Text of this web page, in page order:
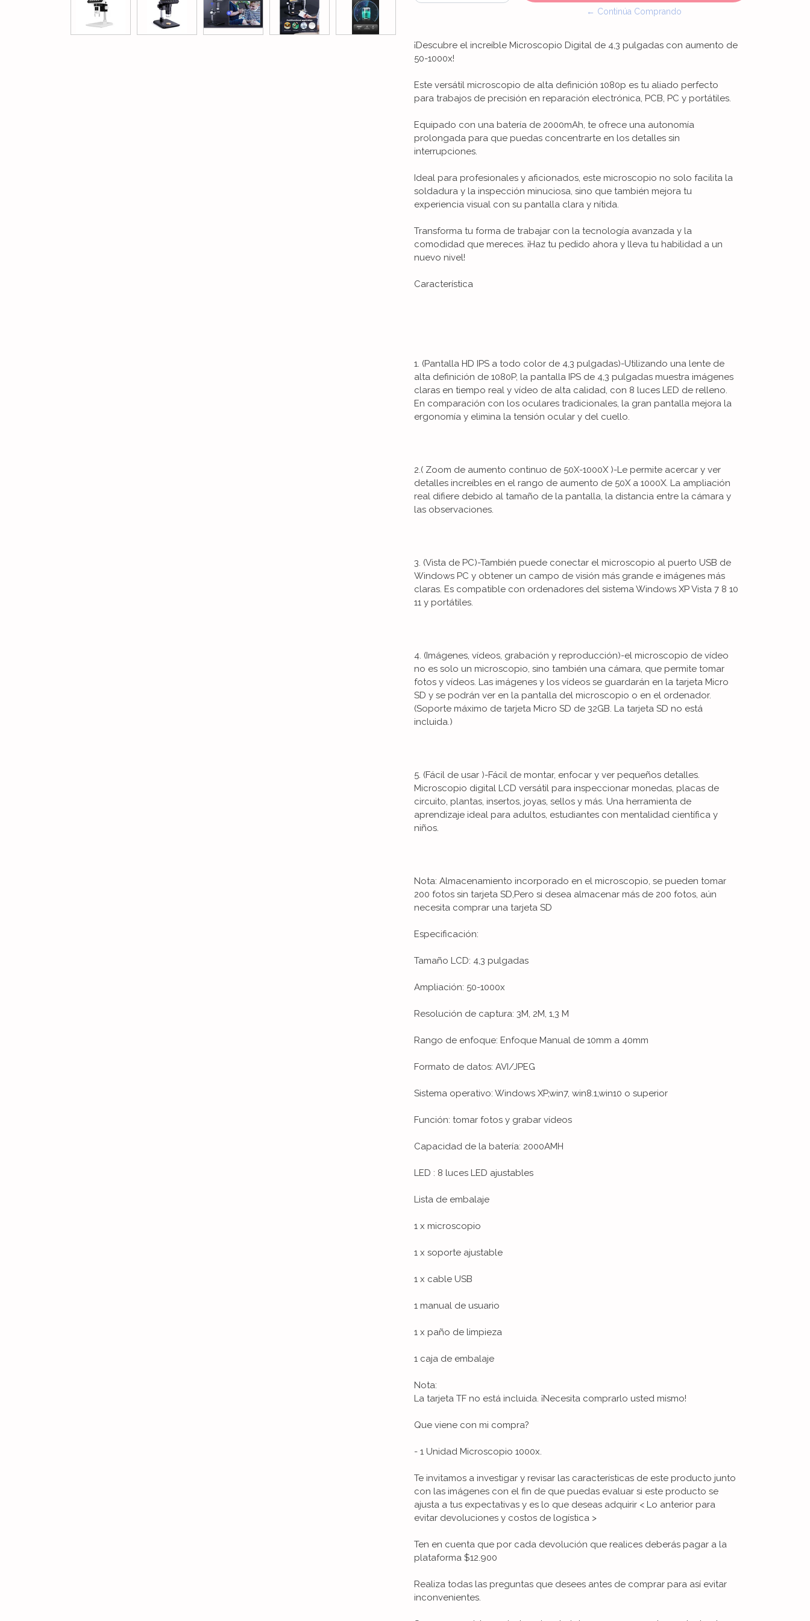
← Continúa Comprando
¡Descubre el increíble Microscopio Digital de 4,3 pulgadas con aumento de
50-1000x!
Este versátil microscopio de alta definición 1080p es tu aliado perfecto
para trabajos de precisión en reparación electrónica, PCB, PC y portátiles.
Equipado con una batería de 2000mAh, te ofrece una autonomía
prolongada para que puedas concentrarte en los detalles sin
interrupciones.
Ideal para profesionales y aficionados, este microscopio no solo facilita la
soldadura y la inspección minuciosa, sino que también mejora tu
experiencia visual con su pantalla clara y nítida.
Transforma tu forma de trabajar con la tecnología avanzada y la
comodidad que mereces. ¡Haz tu pedido ahora y lleva tu habilidad a un
nuevo nivel!
Característica
1. (Pantalla HD IPS a todo color de 4,3 pulgadas)-Utilizando una lente de
alta definición de 1080P, la pantalla IPS de 4,3 pulgadas muestra imágenes
claras en tiempo real y vídeo de alta calidad, con 8 luces LED de relleno.
En comparación con los oculares tradicionales, la gran pantalla mejora la
ergonomía y elimina la tensión ocular y del cuello.
2.( Zoom de aumento continuo de 50X-1000X )-Le permite acercar y ver
detalles increíbles en el rango de aumento de 50X a 1000X. La ampliación
real difiere debido al tamaño de la pantalla, la distancia entre la cámara y
las observaciones.
3. (Vista de PC)-También puede conectar el microscopio al puerto USB de
Windows PC y obtener un campo de visión más grande e imágenes más
claras. Es compatible con ordenadores del sistema Windows XP Vista 7 8 10
11 y portátiles.
4. (Imágenes, vídeos, grabación y reproducción)-el microscopio de vídeo
no es solo un microscopio, sino también una cámara, que permite tomar
fotos y vídeos. Las imágenes y los vídeos se guardarán en la tarjeta Micro
SD y se podrán ver en la pantalla del microscopio o en el ordenador.
(Soporte máximo de tarjeta Micro SD de 32GB. La tarjeta SD no está
incluida.)
5. (Fácil de usar )-Fácil de montar, enfocar y ver pequeños detalles.
Microscopio digital LCD versátil para inspeccionar monedas, placas de
circuito, plantas, insertos, joyas, sellos y más. Una herramienta de
aprendizaje ideal para adultos, estudiantes con mentalidad científica y
niños.
Nota: Almacenamiento incorporado en el microscopio, se pueden tomar
200 fotos sin tarjeta SD,Pero si desea almacenar más de 200 fotos, aún
necesita comprar una tarjeta SD
Especificación:
Tamaño LCD: 4,3 pulgadas
Ampliación: 50-1000x
Resolución de captura: 3M, 2M, 1,3 M
Rango de enfoque: Enfoque Manual de 10mm a 40mm
Formato de datos: AVI/JPEG
Sistema operativo: Windows XP,win7, win8.1,win10 o superior
Función: tomar fotos y grabar vídeos
Capacidad de la batería: 2000AMH
LED : 8 luces LED ajustables
Lista de embalaje
1 x microscopio
1 x soporte ajustable
1 x cable USB
1 manual de usuario
1 x paño de limpieza
1 caja de embalaje
Nota:
La tarjeta TF no está incluida. ¡Necesita comprarlo usted mismo!
Que viene con mi compra?
- 1 Unidad Microscopio 1000x.
Te invitamos a investigar y revisar las características de este producto junto
con las imágenes con el fin de que puedas evaluar si este producto se
ajusta a tus expectativas y es lo que deseas adquirir < Lo anterior para
evitar devoluciones y costos de logística >
Ten en cuenta que por cada devolución que realices deberás pagar a la
plataforma $12.900
Realiza todas las preguntas que desees antes de comprar para así evitar
inconvenientes.